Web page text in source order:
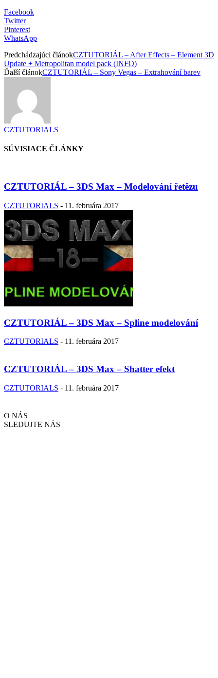
Facebook
Twitter
Pinterest
WhatsApp
Predchádzajúci článokCZTUTORIÁL – After Effects – Element 3D
Update + Metropolitan model pack (INFO)
Ďalší článokCZTUTORIÁL – Sony Vegas – Extrahování barev
CZTUTORIALS
SÚVISIACE ČLÁNKY
CZTUTORIÁL – 3DS Max – Modelování řetězu
CZTUTORIALS - 11. februára 2017
CZTUTORIÁL – 3DS Max – Spline modelování
CZTUTORIALS - 11. februára 2017
CZTUTORIÁL – 3DS Max – Shatter efekt
CZTUTORIALS - 11. februára 2017
O NÁS
SLEDUJTE NÁS